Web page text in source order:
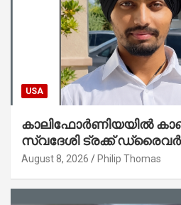
USA
കാലിഫോർണിയയിൽ
സ്വദേശി ട്രക്ക് ഡ്രൈവർ
കൊല്ലപ്പെട്ട നിലയിൽ
August 8, 2026 Philip Thomas